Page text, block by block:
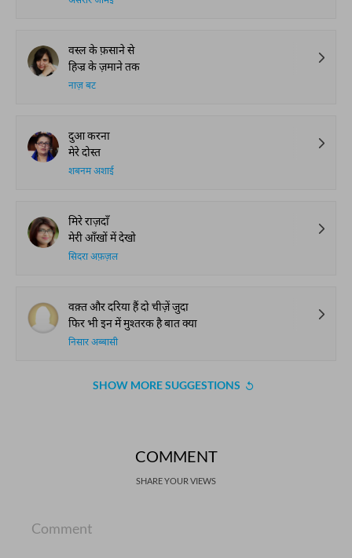
वस्ल के फ़साने से
हिज्र के ज़माने तक
नाज़ बट
दुआ करना
मेरे दोस्त
शबनम अशाई
मिरे राज़दाँ
मेरी आँखों में देखो
सिदरा अफ़ज़ल
वक़्त और दरिया हैं दो चीज़ें जुदा
फिर भी इन में मुश्तरक है बात क्या
निसार अब्बासी
SHOW MORE SUGGESTIONS
COMMENT
SHARE YOUR VIEWS
Comment